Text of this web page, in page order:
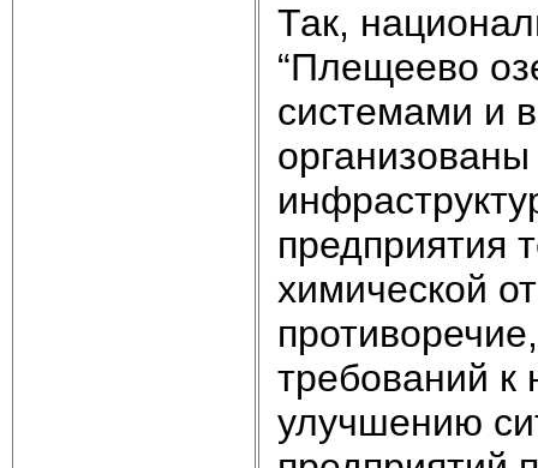
Так,
“Плещеево
системами и
предприятия
химической
требований к
улучшению